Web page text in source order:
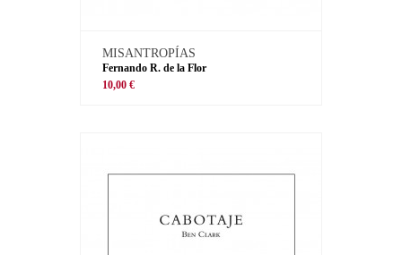
MISANTROPÍAS
Fernando R. de la Flor
10,00 €